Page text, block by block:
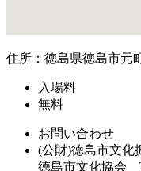
住所：徳島県徳島市元
入場料
無料
お問い合わせ
(公財)徳島市文化
徳島市文化協会